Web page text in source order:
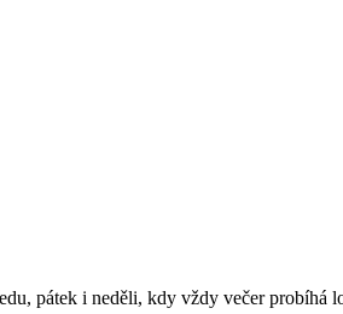
pátek i neděli, kdy vždy večer probíhá